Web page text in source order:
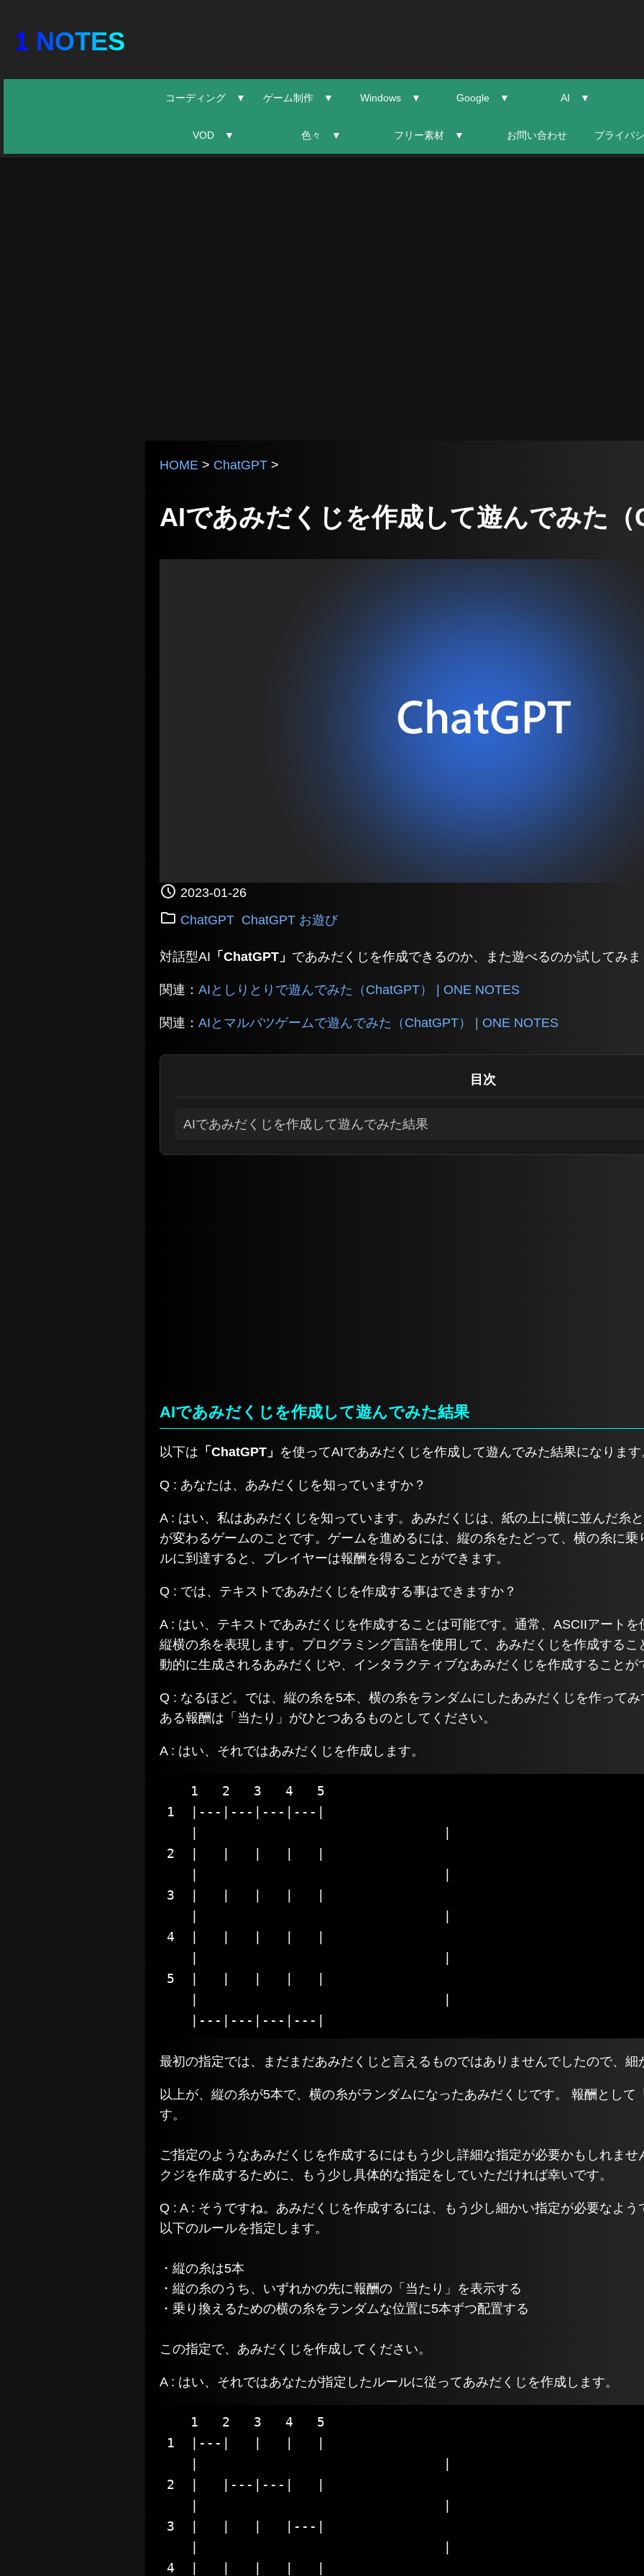
1 NOTES
コーディング ▼ ゲーム制作 ▼ Windows ▼ Google ▼ AI ▼
VOD ▼ 色々 ▼ フリー素材 ▼ お問い合わせ プライバ
HOME > ChatGPT >
AIであみだくじを作成して遊んでみた（
2023-01-26
ChatGPT ChatGPT お遊び
対話型AI 「ChatGPT」 であみだくじを作成できるのか、また遊べるのか試してみ
関連： AIとしりとりで遊んでみた（ChatGPT） | ONE NOTES
関連： AIとマルバツゲームで遊んでみた（ChatGPT） | ONE NOTES
目次
AIであみだくじを作成して遊んでみた結果
AIであみだくじを作成して遊んでみた結果
以下は 「ChatGPT」 を使ってAIであみだくじを作成して遊んでみた結果になります
Q : あなたは、あみだくじを知っていますか？
A : はい、私はあみだくじを知っています。あみだくじは、紙の上に横に並んだ糸
が変わるゲームのことです。ゲームを進めるには、縦の糸をたどって、横の糸に
ルに到達すると、プレイヤーは報酬を得ることができます。
Q : では、テキストであみだくじを作成する事はできますか？
A : はい、テキストであみだくじを作成することは可能です。通常、ASCIIアート
縦横の糸を表現します。プログラミング言語を使用して、あみだくじを作成する
動的に生成されるあみだくじや、インタラクティブなあみだくじを作成することが
Q : なるほど。では、縦の糸を5本、横の糸をランダムにしたあみだくじを作って
ある報酬は「当たり」がひとつあるものとしてください。
A : はい、それではあみだくじを作成します。
   1   2   3   4   5
1  |---|---|---|---|
2  |   |   |   |   |
3  |   |   |   |   |
4  |   |   |   |   |
5  |   |   |   |   |
   |---|---|---|---|
最初の指定では、まだまだあみだくじと言えるものではありませんでしたので、細
以上が、縦の糸が5本で、横の糸がランダムになったあみだくじです。 報酬として
す。
ご指定のようなあみだくじを作成するにはもう少し詳細な指定が必要かもしれま
クジを作成するために、もう少し具体的な指定をしていただければ幸いです。
Q : A : そうですね。あみだくじを作成するには、もう少し細かい指定が必要なよう
以下のルールを指定します。
・縦の糸は5本
・縦の糸のうち、いずれかの先に報酬の「当たり」を表示する
・乗り換えるための横の糸をランダムな位置に5本ずつ配置する
この指定で、あみだくじを作成してください。
A : はい、それではあなたが指定したルールに従ってあみだくじを作成します。
   1   2   3   4   5
1  |---|   |   |   |
2  |   |---|---|   |
3  |   |   |   |---|
4  |   |   |   |   |